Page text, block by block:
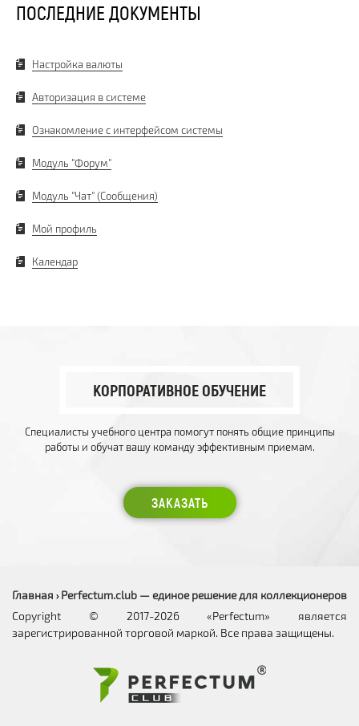
ПОСЛЕДНИЕ ДОКУМЕНТЫ
Настройка валюты
Авторизация в системе
Ознакомление с интерфейсом системы
Модуль "Форум"
Модуль "Чат" (Сообщения)
Мой профиль
Календар
КОРПОРАТИВНОЕ ОБУЧЕНИЕ
Специалисты учебного центра помогут понять общие принципы
работы и обучат вашу команду эффективным приемам.
ЗАКАЗАТЬ
Главная › Perfectum.club — единое решение для коллекционеров
Copyright © 2017-2026 «Perfectum» является
зарегистрированной торговой маркой. Все права защищены.